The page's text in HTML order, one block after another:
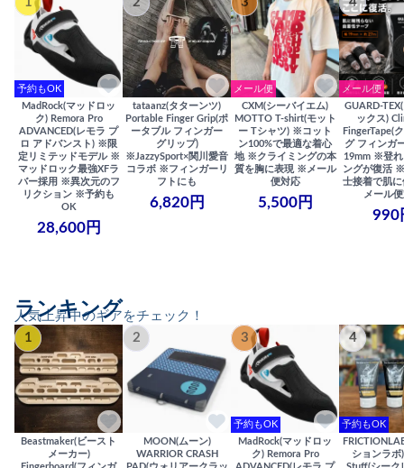
予約もOK
MadRock(マッドロッ
ク) Remora Pro
ADVANCED(レモラ プ
ロ アドバンスト) ※限
定リミテッドモデル ※
マッドロック最強XFラ
バー採用 ※異次元のフ
リクション ※予約も
OK
28,600円
tataanz(タターンツ)
Portable Finger Grip(ポ
ータブル フィンガー
グリップ)
※JazzySport×関川愛音
コラボ ※フィンガーリ
フトにも
6,820円
メール便
CXM(シーバイエム)
MOTTO T-shirt(モット
ー Tシャツ) ※コット
ン100%で最適な着心
地 ※クライミングの本
質を胸に表現 ※メール
便対応
5,500円
メール便
GUARD-
ックス)
FingerTape(
グ フィンガ
19mm ※登れ
ングが復活
士接着で肌
メール
990
人気上昇中のギアをチェック！
ランキング
1
Beastmaker(ビースト
メーカー)
2
MOON(ムーン)
WARRIOR CRASH
3
予約もOK
MadRock(マッドロッ
ク) Remora Pro
4
予約もOK
ションラボ